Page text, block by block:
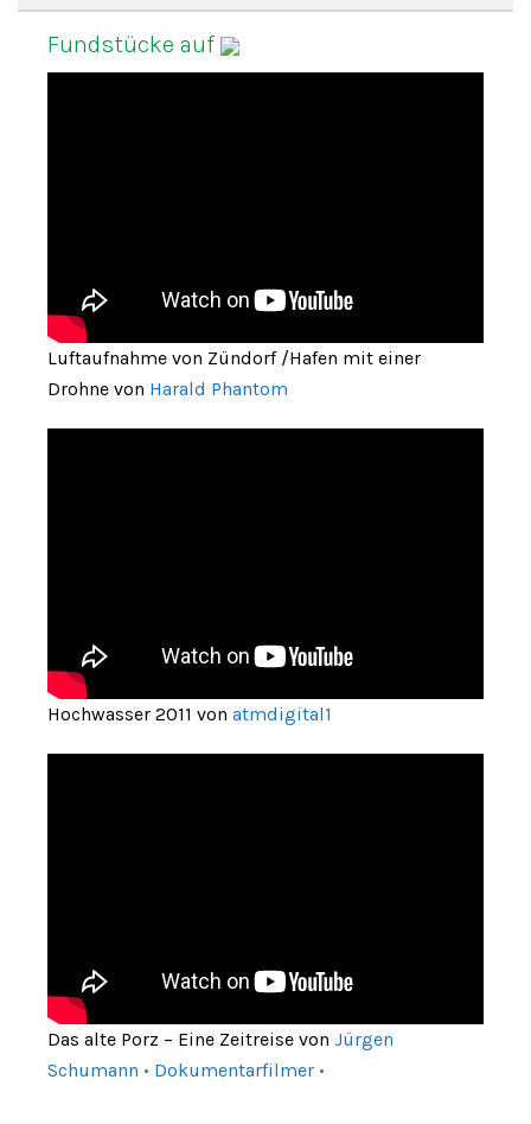
Fundstücke auf
Luftaufnahme von Zündorf /Hafen mit einer
Drohne von Harald Phantom
Hochwasser 2011 von atmdigital1
Das alte Porz – Eine Zeitreise von Jürgen
Schumann • Dokumentarfilmer •